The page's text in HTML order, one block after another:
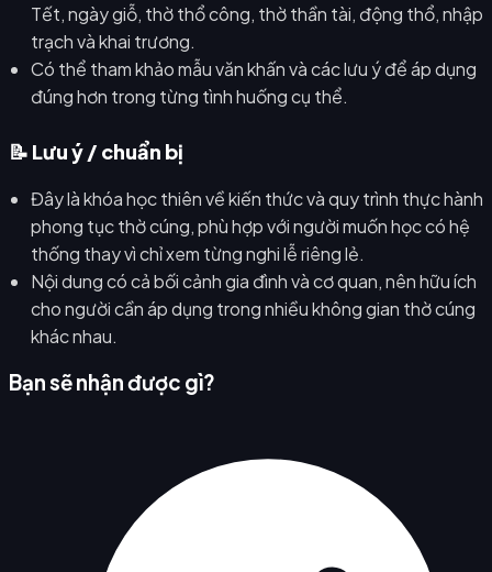
Tết, ngày giỗ, thờ thổ công, thờ thần tài, động thổ, nhập
trạch và khai trương.
Có thể tham khảo mẫu văn khấn và các lưu ý để áp dụng
đúng hơn trong từng tình huống cụ thể.
📝 Lưu ý / chuẩn bị
Đây là khóa học thiên về kiến thức và quy trình thực hành
phong tục thờ cúng, phù hợp với người muốn học có hệ
thống thay vì chỉ xem từng nghi lễ riêng lẻ.
Nội dung có cả bối cảnh gia đình và cơ quan, nên hữu ích
cho người cần áp dụng trong nhiều không gian thờ cúng
khác nhau.
Bạn sẽ nhận được gì?